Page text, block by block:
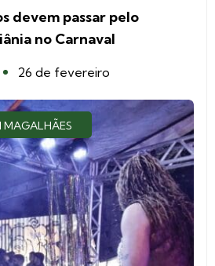
devem passar pelo
no Carnaval
26 de fevereiro